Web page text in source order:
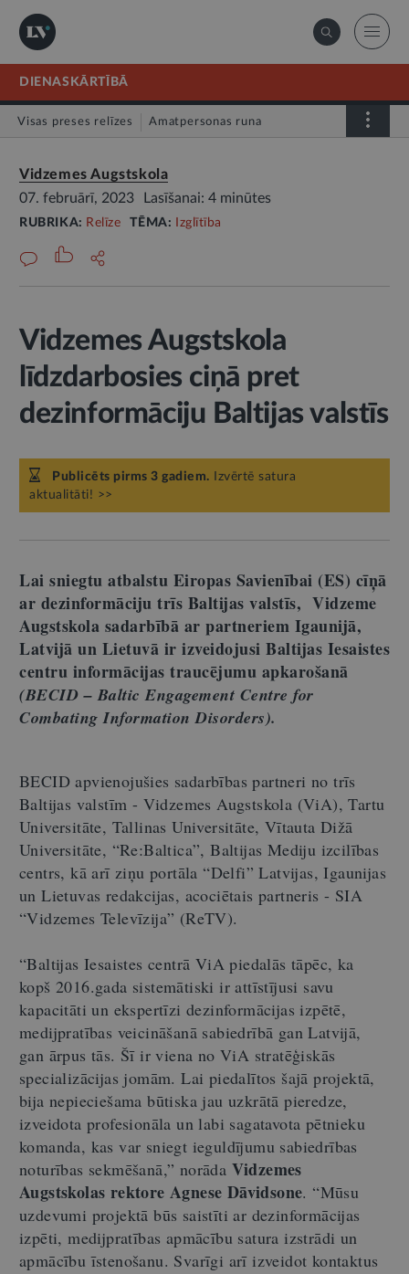
DIENASKĀRTĪBĀ
Visas preses relīzes Amatpersonas runa
Vidzemes Augstskola
07. februārī, 2023
Lasīšanai: 4 minūtes
RUBRIKA: Relīze TĒMA: Izglītība
Vidzemes Augstskola
līdzdarbosies ciņā pret
dezinformāciju Baltijas valstīs
Publicēts pirms 3 gadiem. Izvērtē satura
aktualitāti! >>
Lai sniegtu atbalstu Eiropas Savienībai (ES) cīņā
ar dezinformāciju trīs Baltijas valstīs, Vidzeme
Augstskola sadarbībā ar partneriem Igaunijā,
Latvijā un Lietuvā ir izveidojusi Baltijas Iesaistes
centru informācijas traucējumu apkarošanā
(BECID – Baltic Engagement Centre for
Combating Information Disorders).
BECID apvienojušies sadarbības partneri no trīs
Baltijas valstīm - Vidzemes Augstskola (ViA), Tartu
Universitāte, Tallinas Universitāte, Vītauta Dižā
Universitāte, “Re:Baltica”, Baltijas Mediju izcilības
centrs, kā arī ziņu portāla “Delfi” Latvijas, Igaunijas
un Lietuvas redakcijas, acociētais partneris - SIA
“Vidzemes Televīzija” (ReTV).
“Baltijas Iesaistes centrā ViA piedalās tāpēc, ka
kopš 2016.gada sistemātiski ir attīstījusi savu
kapacitāti un ekspertīzi dezinformācijas izpētē,
medijpratības veicināšanā sabiedrībā gan Latvijā,
gan ārpus tās. Šī ir viena no ViA stratēģiskās
specializācijas jomām. Lai piedalītos šajā projektā,
bija nepieciešama būtiska jau uzkrātā pieredze,
izveidota profesionāla un labi sagatavota pētnieku
komanda, kas var sniegt ieguldījumu sabiedrības
noturības sekmēšanā,” norāda Vidzemes
Augstskolas rektore Agnese Dāvidsone. “Mūsu
uzdevumi projektā būs saistīti ar dezinformācijas
izpēti, medijpratības apmācību satura izstrādi un
apmācību īstenošanu. Svarīgi arī izveidot kontaktus